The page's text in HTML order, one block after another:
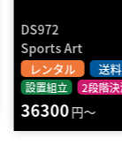
DS972
Sports Art
レンタル 送
設置組立 2段階決
36300円～